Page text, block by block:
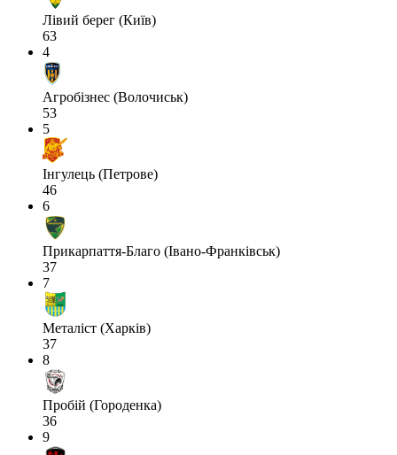
Лівий берег (Київ)
63
4
Агробізнес (Волочиськ)
53
5
Інгулець (Петрове)
46
6
Прикарпаття-Благо (Івано-Франківськ)
37
7
Металіст (Харків)
37
8
Пробій (Городенка)
36
9